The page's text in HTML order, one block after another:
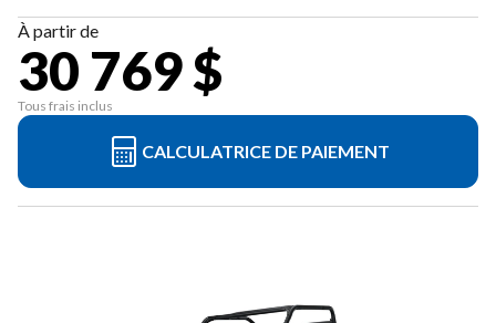
À partir de
30 769 $
Tous frais inclus
CALCULATRICE DE PAIEMENT